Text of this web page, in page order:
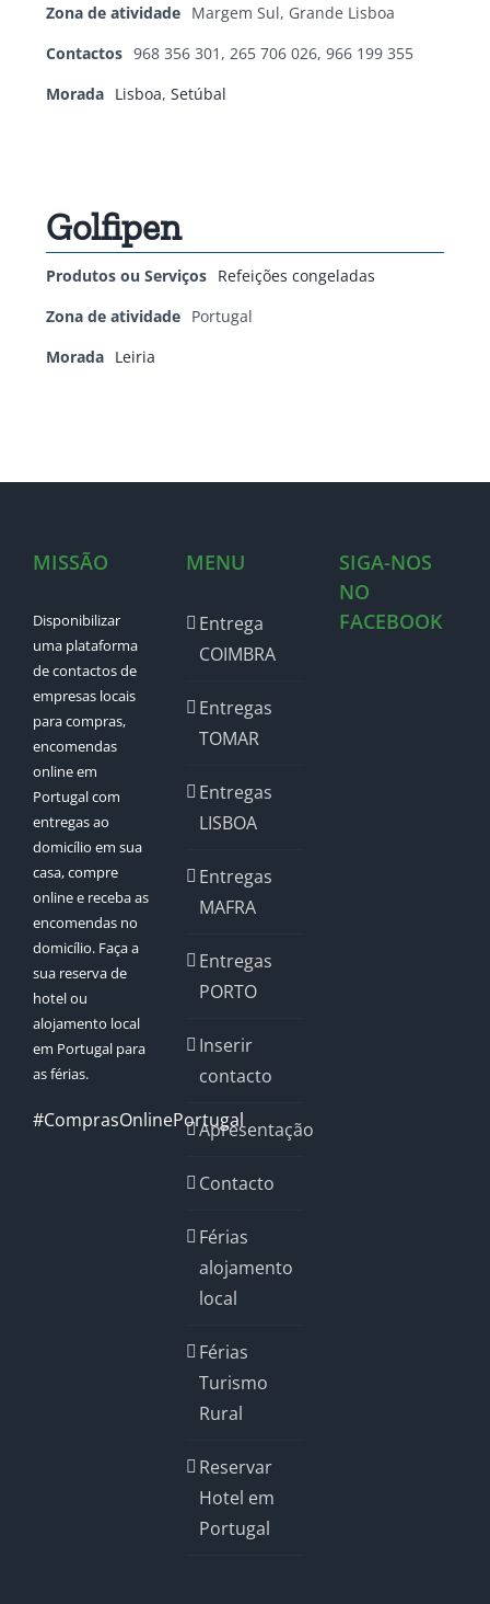
Zona de atividade Margem Sul, Grande Lisboa
Contactos 968 356 301, 265 706 026, 966 199 355
Morada Lisboa, Setúbal
Golfipen
Produtos ou Serviços Refeições congeladas
Zona de atividade Portugal
Morada Leiria
MISSÃO
Disponibilizar
uma plataforma
de contactos de
empresas locais
para compras,
encomendas
online em
Portugal com
entregas ao
domicílio em sua
casa, compre
online e receba as
encomendas no
domicílio. Faça a
sua reserva de
hotel ou
alojamento local
em Portugal para
as férias.
#ComprasOnlinePortugal
MENU
Entrega
COIMBRA
Entregas
TOMAR
Entregas
LISBOA
Entregas
MAFRA
Entregas
PORTO
Inserir
contacto
Apresentação
Contacto
Férias
alojamento
local
Férias
Turismo
Rural
Reservar
Hotel em
Portugal
SIGA-NOS
NO
FACEBOOK